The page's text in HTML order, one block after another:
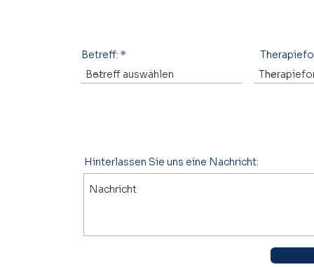
Betreff:
Hinterlassen Sie uns eine Nachricht: